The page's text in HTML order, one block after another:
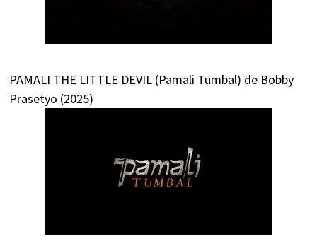
PAMALI THE LITTLE DEVIL (Pamali Tumbal) de Bobby
Prasetyo (2025)